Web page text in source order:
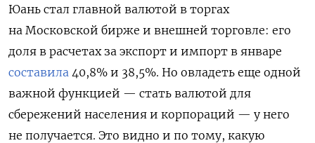
Юань стал главной валютой в торгах
на Московской бирже и внешней торговле: его
доля в расчетах за экспорт и импорт в январе
составила 40,8% и 38,5%. Но овладеть еще одной
важной функцией — стать валютой для
сбережений населения и корпораций — у него
не получается. Это видно и по тому, какую